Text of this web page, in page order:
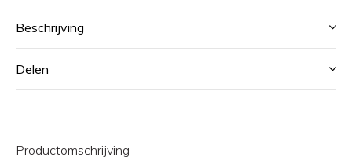
Beschrijving
Delen
Productomschrijving